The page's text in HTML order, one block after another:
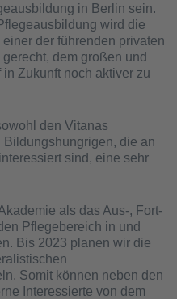
in Berlin sein.
wird die
der führenden privaten
dem großen und
Zukunft noch aktiver zu
den Vitanas
Bildungshungrigen, die an
sind, eine sehr
als das Aus-, Fort-
Pflegebereich in und
Bis 2023 planen wir die
Somit können neben den
Interessierte von dem